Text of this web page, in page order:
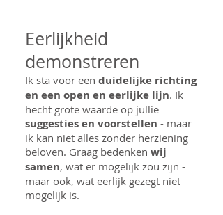
Eerlijkheid
demonstreren
Ik sta voor een duidelijke richting
en een open en eerlijke lijn. Ik
hecht grote waarde op jullie
suggesties en voorstellen - maar
ik kan niet alles zonder herziening
beloven. Graag bedenken wij
samen, wat er mogelijk zou zijn -
maar ook, wat eerlijk gezegt niet
mogelijk is.